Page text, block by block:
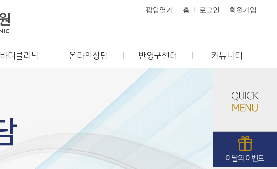
팝업열기 홈 로그인 회원가입
바디클리닉 온라인상담 반영구센터 커뮤니티